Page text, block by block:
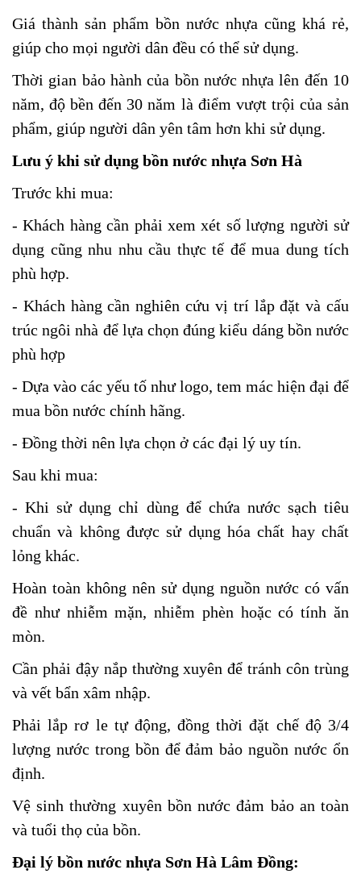
Giá thành sản phẩm bồn nước nhựa cũng khá rẻ,
giúp cho mọi người dân đều có thể sử dụng.
Thời gian bảo hành của bồn nước nhựa lên đến 10
năm, độ bền đến 30 năm là điểm vượt trội của sản
phẩm, giúp người dân yên tâm hơn khi sử dụng.
Lưu ý khi sử dụng bồn nước nhựa Sơn Hà
Trước khi mua:
- Khách hàng cần phải xem xét số lượng người sử
dụng cũng nhu nhu cầu thực tế để mua dung tích
phù hợp.
- Khách hàng cần nghiên cứu vị trí lắp đặt và cấu
trúc ngôi nhà để lựa chọn đúng kiểu dáng bồn nước
phù hợp
- Dựa vào các yếu tố như logo, tem mác hiện đại để
mua bồn nước chính hãng.
- Đồng thời nên lựa chọn ở các đại lý uy tín.
Sau khi mua:
- Khi sử dụng chỉ dùng để chứa nước sạch tiêu
chuẩn và không được sử dụng hóa chất hay chất
lỏng khác.
Hoàn toàn không nên sử dụng nguồn nước có vấn
đề như nhiễm mặn, nhiễm phèn hoặc có tính ăn
mòn.
Cần phải đậy nắp thường xuyên để tránh côn trùng
và vết bẩn xâm nhập.
Phải lắp rơ le tự động, đồng thời đặt chế độ 3/4
lượng nước trong bồn để đảm bảo nguồn nước ổn
định.
Vệ sinh thường xuyên bồn nước đảm bảo an toàn
và tuổi thọ của bồn.
Đại lý bồn nước nhựa Sơn Hà Lâm Đồng: